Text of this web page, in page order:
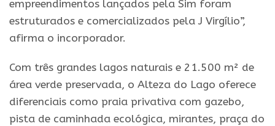
empreendimentos lançados pela Sim foram
estruturados e comercializados pela J Virgílio”,
afirma o incorporador.
Com três grandes lagos naturais e 21.500 m² de
área verde preservada, o Alteza do Lago oferece
diferenciais como praia privativa com gazebo,
pista de caminhada ecológica, mirantes, praça do